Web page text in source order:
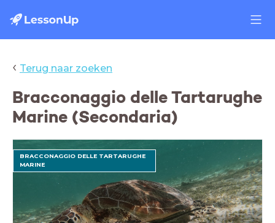
‹ Terug naar zoeken
Bracconaggio delle Tartarughe
Marine (Secondaria)
BRACCONAGGIO DELLE TARTARUGHE
MARINE